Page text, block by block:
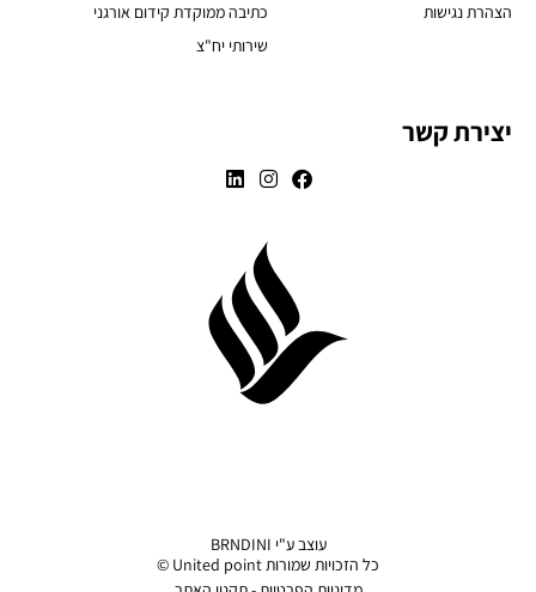
הצהרת נגישות
כתיבה ממוקדת קידום אורגני
שירותי יח"צ
יצירת קשר
עוצב ע"י BRNDINI
כל הזכויות שמורות United point ©